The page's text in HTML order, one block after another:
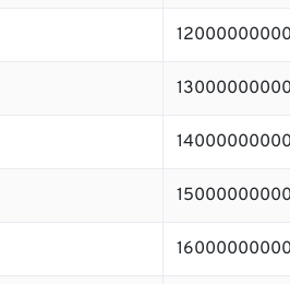
12000000000
13000000000
14000000000
15000000000
16000000000